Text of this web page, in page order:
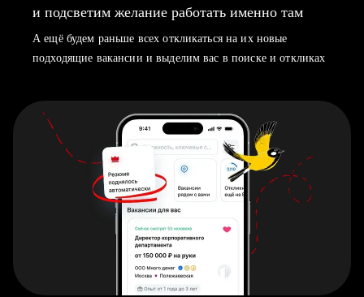
и подсветим желание работать именно там
А ещё будем раньше всех откликаться на их новые
подходящие вакансии и выделим вас в поиске и откликах